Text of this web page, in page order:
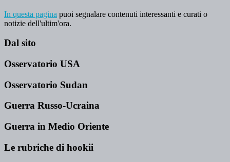
In questa pagina puoi segnalare contenuti interessanti e curati o
notizie dell'ultim'ora.
Dal sito
Osservatorio USA
Osservatorio Sudan
Guerra Russo-Ucraina
Guerra in Medio Oriente
Le rubriche di hookii